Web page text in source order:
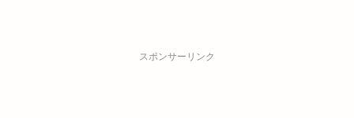
スポンサーリンク